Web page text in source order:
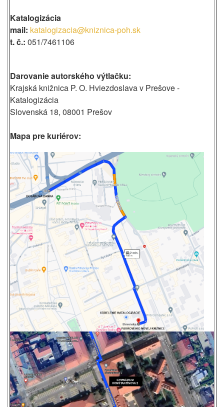
Katalogizácia
mail: katalogizacia@kniznica-poh.sk
t. č.: 051/7461106
Darovanie autorského výtlačku:
Krajská knižnica P. O. Hviezdoslava v Prešove -
Katalogizácia
Slovenská 18, 08001 Prešov
Mapa pre kuriérov: